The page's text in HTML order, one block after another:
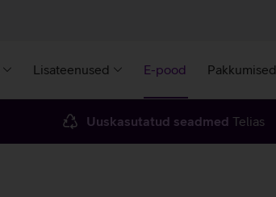
Lisateenused E-pood Pakkumised
Uuskasutatud seadmed Telias